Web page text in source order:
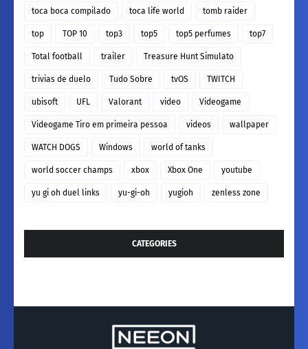
toca boca compilado toca life world tomb raider
top TOP 10 top3 top5 top5 perfumes top7
Total football trailer Treasure Hunt Simulato
trivias de duelo Tudo Sobre tvOS TWITCH
ubisoft UFL Valorant video Videogame
Videogame Tiro em primeira pessoa videos wallpaper
WATCH DOGS Windows world of tanks
world soccer champs xbox Xbox One youtube
yu gi oh duel links yu-gi-oh yugioh zenless zone
CATEGORIES